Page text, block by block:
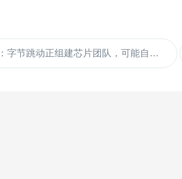
：字节跳动正组建芯片团队，可能自研 AI 芯片